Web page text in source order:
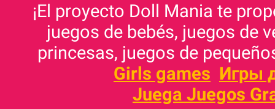
¡El proyecto Doll Mania te
juegos de bebés, juegos de
princesas, juegos de
Girls games Игры
Juega Juegos